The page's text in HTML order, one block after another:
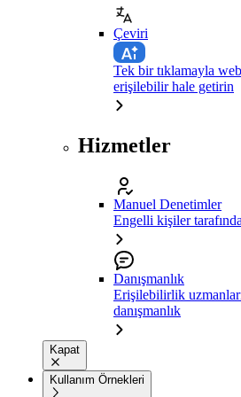
Çeviri
Tek bir tıklamayla
erişilebilir hale getirin
Hizmetler
Manuel Denetimler
Engelli kişiler
Danışmanlık
Erişilebilirlik
danışmanlık
Kapat
Kullanım Örnekleri